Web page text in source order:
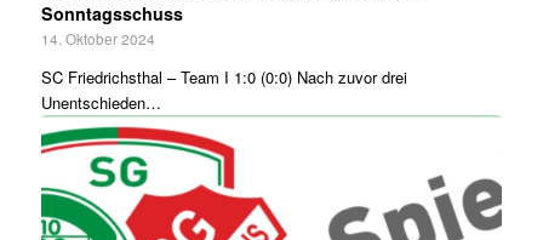
Sonntagsschuss
14. Oktober 2024
SC Friedrichsthal – Team I 1:0 (0:0) Nach zuvor drei
Unentschieden…